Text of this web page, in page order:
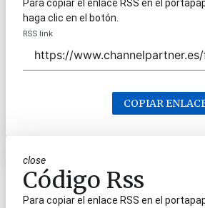
Para copiar el enlace RSS en el
haga clic en el botón.
RSS link
COPIAR
close
Código Rss
Para copiar el enlace RSS en el